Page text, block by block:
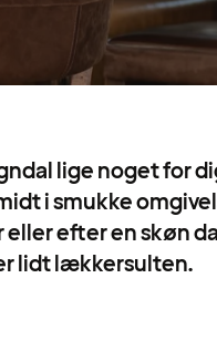
lige noget for
i smukke
efter en skøn
lidt lækkersulten.